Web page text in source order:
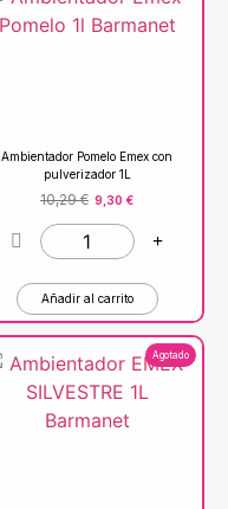
Ambientador Pomelo Emex con
pulverizador 1L
10,29€ 9,30 €
Añadir al carrito
Agotado